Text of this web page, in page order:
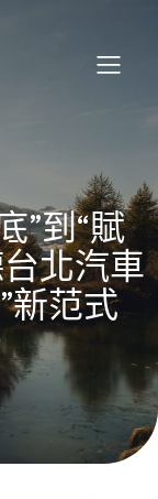
”到“賦
台北汽車
新范式